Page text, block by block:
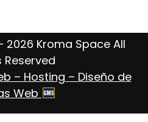
Kroma Space All
Reserved
– Hosting – Diseño de
Web